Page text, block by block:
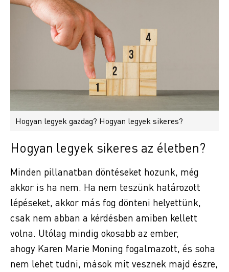
Hogyan legyek gazdag? Hogyan legyek sikeres?
Hogyan legyek sikeres az életben?
Minden pillanatban döntéseket hozunk, még
akkor is ha nem. Ha nem teszünk határozott
lépéseket, akkor más fog dönteni helyettünk,
csak nem abban a kérdésben amiben kellett
volna. Utólag mindig okosabb az ember,
ahogy Karen Marie Moning fogalmazott, és soha
nem lehet tudni, mások mit vesznek majd észre,